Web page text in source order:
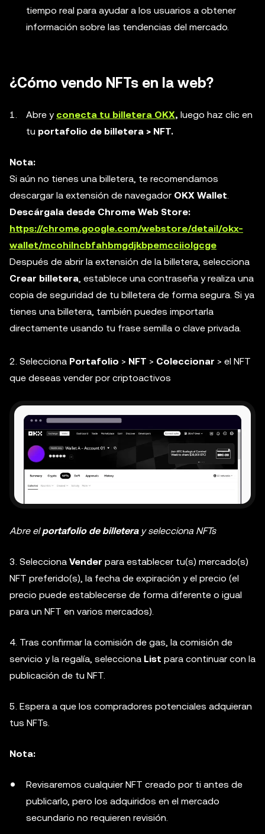
tiempo real para ayudar a los usuarios a obtener
información sobre las tendencias del mercado.
¿Cómo vendo NFTs en la web?
Abre y conecta tu billetera OKX, luego haz clic en
tu portafolio de billetera > NFT.
Nota:
Si aún no tienes una billetera, te recomendamos
descargar la extensión de navegador OKX Wallet.
Descárgala desde Chrome Web Store:
https://chrome.google.com/webstore/detail/okx-
wallet/mcohilncbfahbmgdjkbpemcciiolgcge
Después de abrir la extensión de la billetera, selecciona
Crear billetera, establece una contraseña y realiza una
copia de seguridad de tu billetera de forma segura. Si ya
tienes una billetera, también puedes importarla
directamente usando tu frase semilla o clave privada.
2. Selecciona Portafolio > NFT > Coleccionar > el NFT
que deseas vender por criptoactivos
Abre elportafolio de billetera y selecciona NFTs
3. Selecciona Vender para establecer tu(s) mercado(s)
NFT preferido(s), la fecha de expiración y el precio (el
precio puede establecerse de forma diferente o igual
para un NFT en varios mercados).
4. Tras confirmar la comisión de gas, la comisión de
servicio y la regalía, selecciona List para continuar con la
publicación de tu NFT.
5. Espera a que los compradores potenciales adquieran
tus NFTs.
Nota:
Revisaremos cualquier NFT creado por ti antes de
publicarlo, pero los adquiridos en el mercado
secundario no requieren revisión.